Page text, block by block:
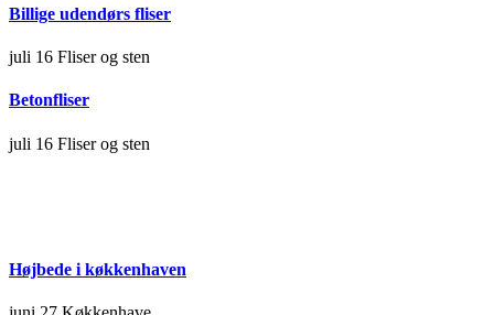
Billige udendørs fliser
juli 16 Fliser og sten
Betonfliser
juli 16 Fliser og sten
Højbede i køkkenhaven